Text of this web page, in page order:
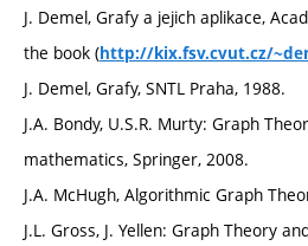
J. Demel, Grafy a jejich aplikace,
the book (http://kix.fsv.cvut.cz/
J. Demel, Grafy, SNTL Praha, 1988.
J.A. Bondy, U.S.R. Murty: Graph
mathematics, Springer, 2008.
J.A. McHugh, Algorithmic Graph
J.L. Gross, J. Yellen: Graph Theory